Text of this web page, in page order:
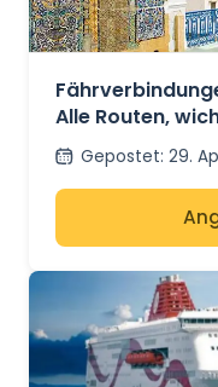
Alle Routen,
Gepostet: 29.